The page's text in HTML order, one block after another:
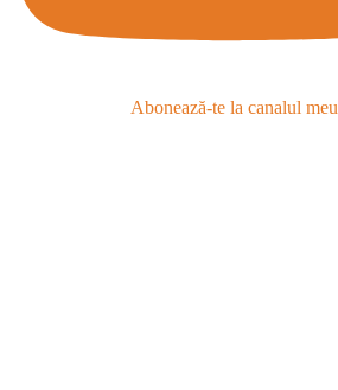
Abonează-te la canalul meu